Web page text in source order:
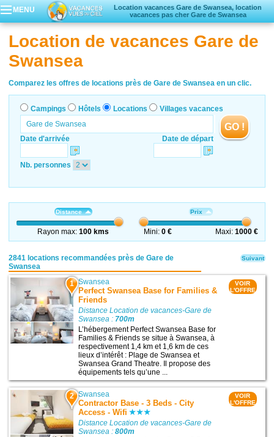
MENU
Location vacances Gare de Swansea, location
vacances pas cher Gare de Swansea
Hôtels
Location de vacances Gare de
Swansea
Comparez les offres de locations près de Gare de Swansea en un clic.
Campings Hôtels Locations Villages vacances
Date d'arrivée Date de départ
GO !
Nb. personnes
Distance
Rayon max:100 kms
Prix
Mini:0 € Maxi: 1000 €
2841 locations recommandées près de Gare de
Swansea
1 Swansea
Perfect Swansea Base for Families &
Friends
Distance Location de vacances-Gare de
Swansea : 700m
L’hébergement Perfect Swansea Base for
Families & Friends se situe à Swansea, à
respectivement 1,4 km et 1,6 km de ces
lieux d’intérêt : Plage de Swansea et
Swansea Grand Theatre. Il propose des
équipements tels qu’une ...
VOIR
L'OFFRE
2 Swansea
Contractor Base - 3 Beds - City
Access - Wifi
Distance Location de vacances-Gare de
Swansea :800m
VOIR
L'OFFRE
Suivant